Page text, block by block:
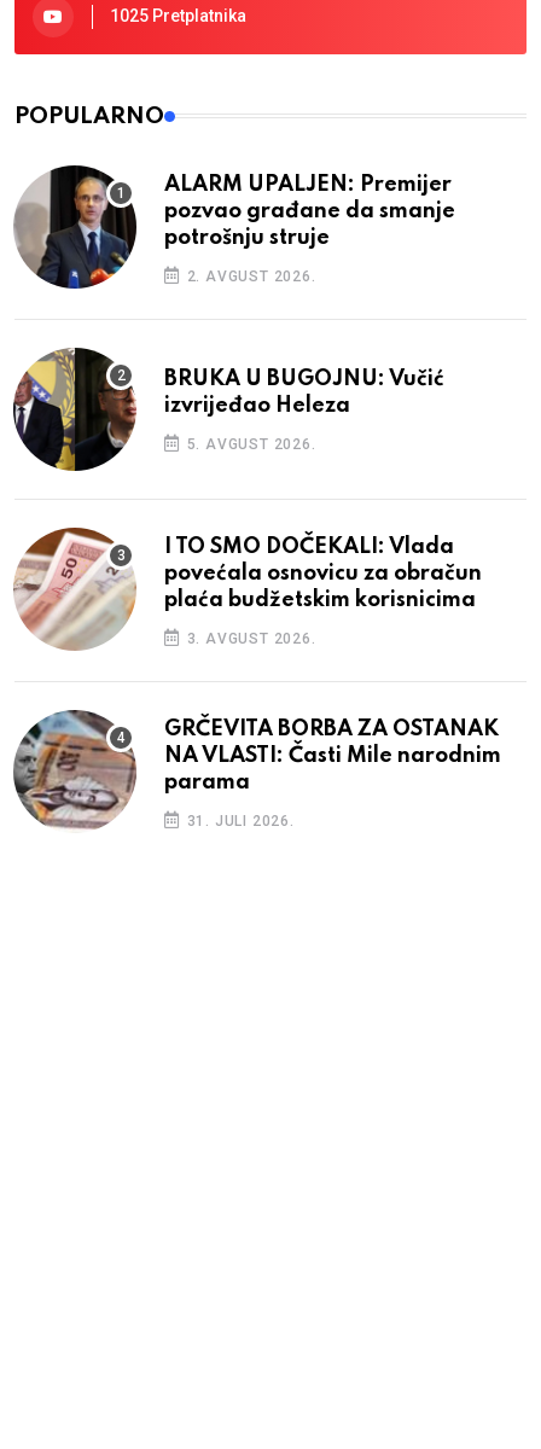
1025 Pretplatnika
POPULARNO
ALARM UPALJEN: Premijer
pozvao građane da smanje
potrošnju struje
2. AVGUST 2026.
BRUKA U BUGOJNU: Vučić
izvrijeđao Heleza
5. AVGUST 2026.
I TO SMO DOČEKALI: Vlada
povećala osnovicu za obračun
plaća budžetskim korisnicima
3. AVGUST 2026.
GRČEVITA BORBA ZA OSTANAK
NA VLASTI: Časti Mile narodnim
parama
31. JULI 2026.